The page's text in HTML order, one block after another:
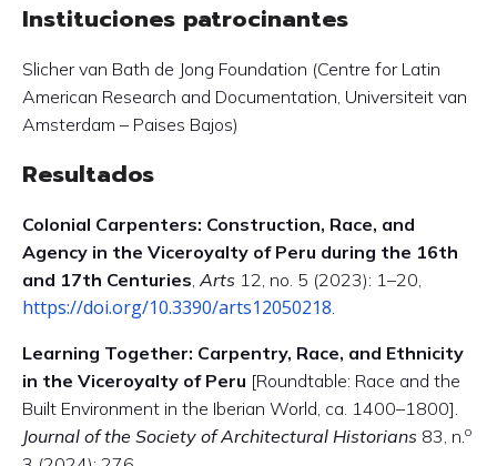
Instituciones patrocinantes
Slicher van Bath de Jong Foundation (Centre for Latin
American Research and Documentation, Universiteit van
Amsterdam – Paises Bajos)
Resultados
Colonial Carpenters: Construction, Race, and
Agency in the Viceroyalty of Peru during the 16th
and 17th Centuries,Arts 12, no. 5 (2023): 1–20,
https://doi.org/10.3390/arts12050218.
Learning Together: Carpentry, Race, and Ethnicity
in the Viceroyalty of Peru [Roundtable: Race and the
Built Environment in the Iberian World, ca. 1400–1800].
Journal of the Society of Architectural Historians 83, n.o